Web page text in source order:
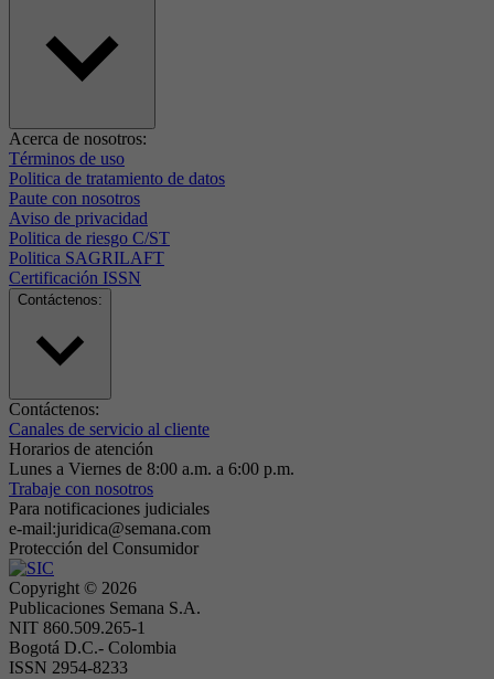
Acerca de nosotros:
Términos de uso
Politica de tratamiento de datos
Paute con nosotros
Aviso de privacidad
Politica de riesgo C/ST
Politica SAGRILAFT
Certificación ISSN
Contáctenos:
Contáctenos:
Canales de servicio al cliente
Horarios de atención
Lunes a Viernes de 8:00 a.m. a 6:00 p.m.
Trabaje con nosotros
Para notificaciones judiciales
e-mail:juridica@semana.com
Protección del Consumidor
Copyright © 2026
Publicaciones Semana S.A.
NIT 860.509.265-1
Bogotá D.C.- Colombia
ISSN 2954-8233